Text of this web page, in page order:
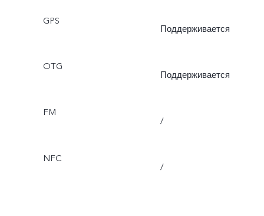
GPS
Поддерживается
OTG
Поддерживается
FM
/
NFC
/